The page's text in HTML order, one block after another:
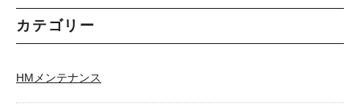
カテゴリー
HMメンテナンス